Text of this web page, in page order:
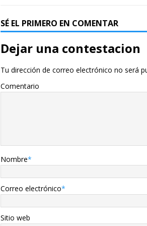
SÉ EL PRIMERO EN COMENTAR
Dejar una contestacion
Tu dirección de correo electrónico no será
Comentario
Nombre*
Correo electrónico*
Sitio web